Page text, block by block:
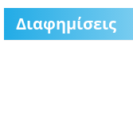
Διαφημίσεις